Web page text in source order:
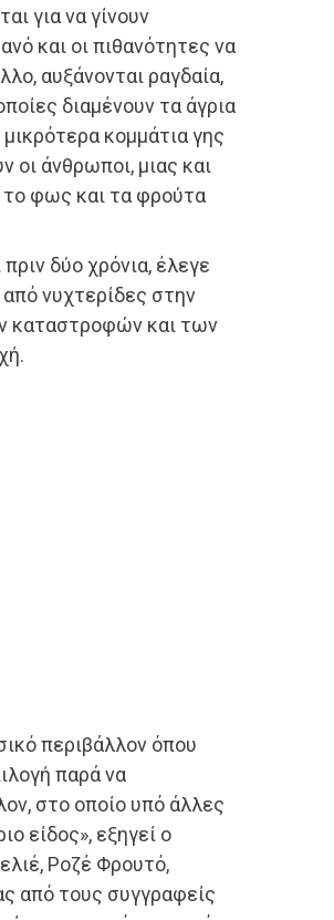
για να γίνουν
και οι πιθανότητες να
αυξάνονται ραγδαία,
διαμένουν τα άγρια
κομμάτια γης
οι άνθρωποι, μιας και
το φως και τα φρούτα
δύο χρόνια, έλεγε
νυχτερίδες στην
καταστροφών και των
περιβάλλον όπου
παρά να
στο οποίο υπό άλλες
είδος», εξηγεί ο
Ροζέ Φρουτό,
από τους συγγραφείς